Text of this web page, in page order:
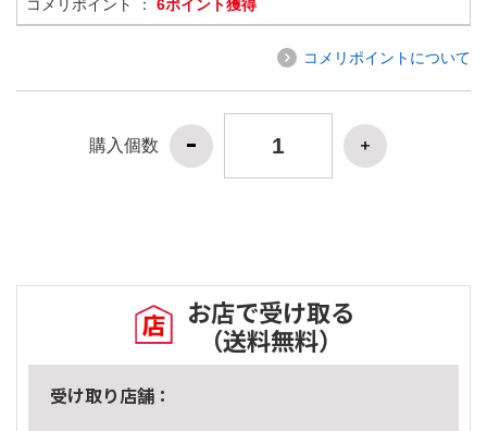
コメリポイント ： 6ポイント獲得
コメリポイントについて
購入個数
お店で受け取る
（送料無料）
受け取り店舗：